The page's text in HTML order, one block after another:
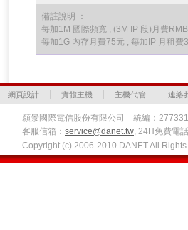
備註說明 ：
每加1M 國際頻寬 , (3M IP 段)月費
每加1G 內存月費75元 , 每加IP 月租費
網頁設計 實體主機 主機代管 連絡
願景國際電信股份有限公司 統編：
客服信箱： service@danet.tw, 24H免費電
Copyright (c) 2006-2010 DANET All